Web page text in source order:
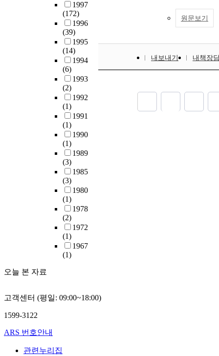
1997
(172)
1996
(39)
1995
(14)
1994
(6)
1993
(2)
1992
(1)
1991
(1)
1990
(1)
1989
(3)
1985
(3)
1980
(1)
1978
(2)
1972
(1)
1967
(1)
오늘 본 자료
원문보기
내보내기 내책장
고객센터 (평일: 09:00~18:00)
1599-3122
ARS 번호안내
관련누리집